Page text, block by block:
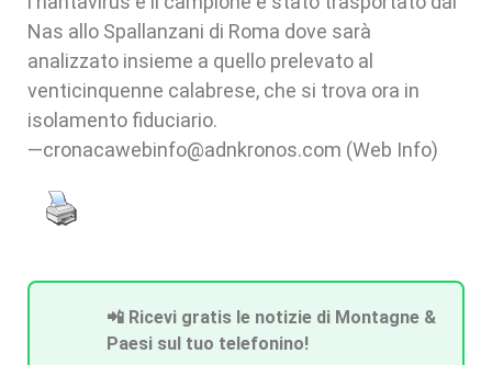
Nas allo Spallanzani di Roma dove sarà
analizzato insieme a quello prelevato al
venticinquenne calabrese, che si trova ora in
isolamento fiduciario.
—cronacawebinfo@adnkronos.com (Web Info)
📲 Ricevi gratis le notizie di Montagne &
Paesi sul tuo telefonino!